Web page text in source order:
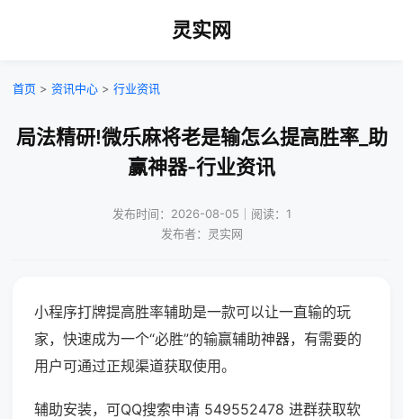
灵实网
首页 > 资讯中心 > 行业资讯
局法精研!微乐麻将老是输怎么提高胜率_助
赢神器-行业资讯
发布时间：2026-08-05｜阅读：1
发布者：灵实网
小程序打牌提高胜率辅助是一款可以让一直输的玩
家，快速成为一个“必胜”的输赢辅助神器，有需要的
用户可通过正规渠道获取使用。
辅助安装，可QQ搜索申请 549552478 进群获取软